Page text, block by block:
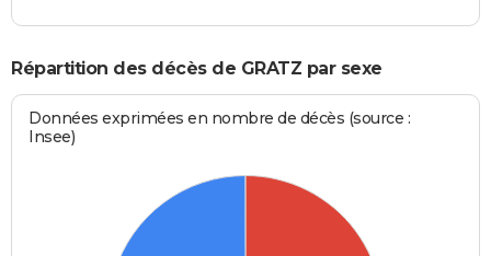
Répartition des décès de GRATZ par sexe
Données exprimées en nombre de décès (source :
Insee)